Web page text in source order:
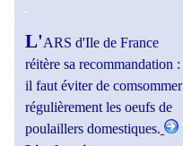
L'ARS d'Ile de France
réitère sa recommandation :
il faut éviter de comsommer
régulièrement les oeufs de
poulaillers domestiques.